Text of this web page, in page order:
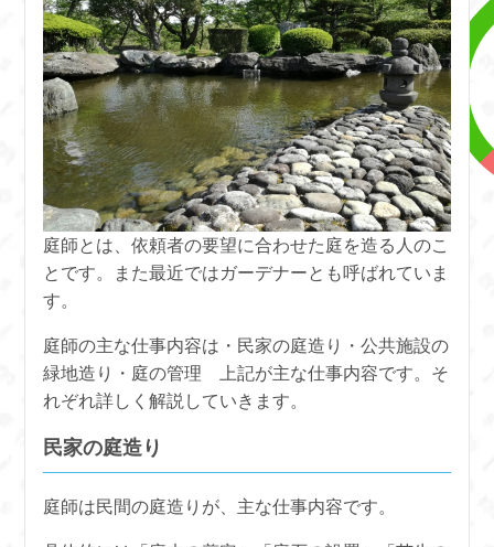
庭師とは、依頼者の要望に合わせた庭を造る人のこ
とです。また最近ではガーデナーとも呼ばれていま
す。
庭師の主な仕事内容は・民家の庭造り・公共施設の
緑地造り・庭の管理 上記が主な仕事内容です。そ
れぞれ詳しく解説していきます。
民家の庭造り
庭師は民間の庭造りが、主な仕事内容です。